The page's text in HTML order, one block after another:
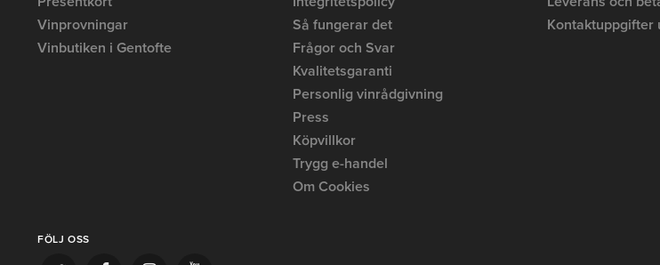
Vinprovningar
Vinbutiken i Gentofte
Så fungerar det
Frågor och Svar
Kvalitetsgaranti
Personlig vinrådgivning
Press
Köpvillkor
Trygg e-handel
Om Cookies
Kontaktuppgifter
FÖLJ OSS